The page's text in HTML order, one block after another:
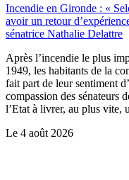
Incendie en Gironde : «
avoir un retour
sénatrice Nathalie Delattre
Après l’incendie le plus
1949, les habitants de la
fait part de leur sentiment
compassion des sénateurs
l’Etat à livrer, au plus vite,
Le 4 août 2026